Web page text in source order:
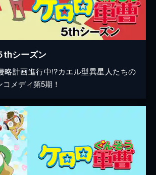
thシーズン
略計画進行中!?カエル型異星人たちの
メディ第5期！